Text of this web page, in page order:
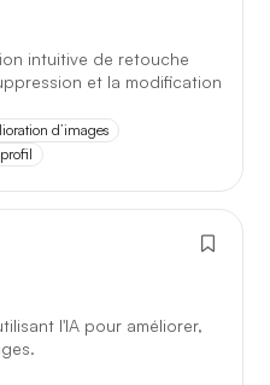
intuitive de retouche
et la modification
d’images
l'IA pour améliorer,